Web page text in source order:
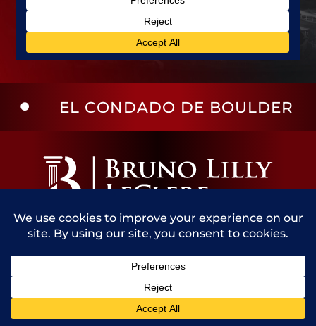
DE BOULDER EL
ATENCIÓN PERSONALIZADA Y RESULTADOS
COMPROBADOS
GREELEY